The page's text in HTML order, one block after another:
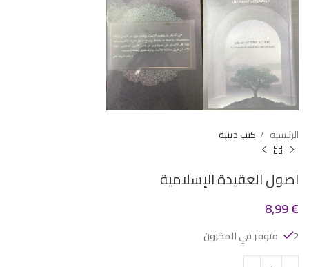
الرئيسية كتب دينية
اصول العقيدة الإسلامية
8,99€
2 متوفر في المخزون